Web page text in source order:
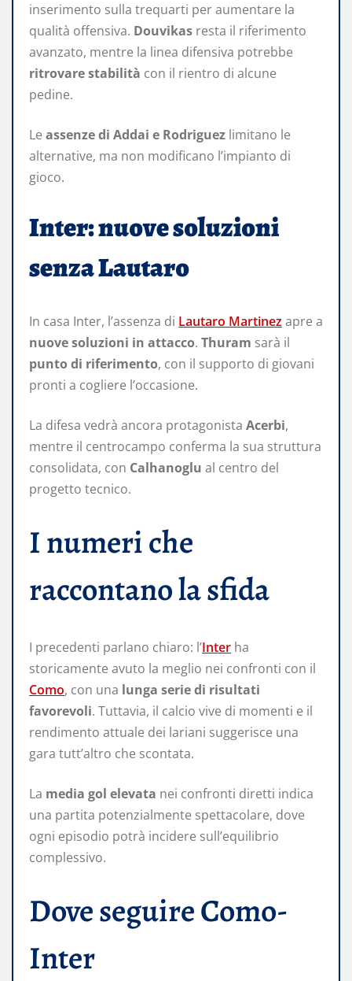
inserimento sulla trequarti per aumentare la
qualità offensiva. Douvikas resta il riferimento
avanzato, mentre la linea difensiva potrebbe
ritrovare stabilità con il rientro di alcune
pedine.
Le assenze di Addai e Rodriguez limitano le
alternative, ma non modificano l’impianto di
gioco.
Inter: nuove soluzioni
senza Lautaro
In casa Inter, l’assenza di Lautaro Martinezapre a
nuove soluzioni in attacco. Thuram sarà il
punto di riferimento, con il supporto di giovani
pronti a cogliere l’occasione.
La difesa vedrà ancora protagonista Acerbi,
mentre il centrocampo conferma la sua struttura
consolidata, con Calhanoglu al centro del
progetto tecnico.
I numeri che
raccontano la sfida
I precedenti parlano chiaro: l’Inter ha
storicamente avuto la meglio nei confronti con il
Como, con una lunga serie di risultati
favorevoli. Tuttavia, il calcio vive di momenti e il
rendimento attuale dei lariani suggerisce una
gara tutt’altro che scontata.
La media gol elevata nei confronti diretti indica
una partita potenzialmente spettacolare, dove
ogni episodio potrà incidere sull’equilibrio
complessivo.
Dove seguire Como-
Inter